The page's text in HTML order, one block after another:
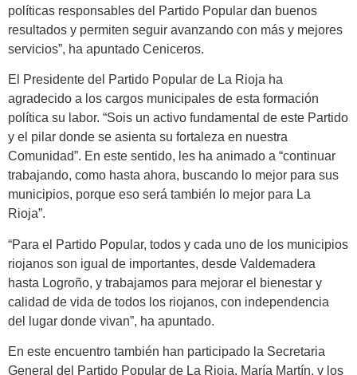
políticas responsables del Partido Popular dan buenos
resultados y permiten seguir avanzando con más y mejores
servicios”, ha apuntado Ceniceros.
El Presidente del Partido Popular de La Rioja ha
agradecido a los cargos municipales de esta formación
política su labor. “Sois un activo fundamental de este Partido
y el pilar donde se asienta su fortaleza en nuestra
Comunidad”. En este sentido, les ha animado a “continuar
trabajando, como hasta ahora, buscando lo mejor para sus
municipios, porque eso será también lo mejor para La
Rioja”.
“Para el Partido Popular, todos y cada uno de los municipios
riojanos son igual de importantes, desde Valdemadera
hasta Logroño, y trabajamos para mejorar el bienestar y
calidad de vida de todos los riojanos, con independencia
del lugar donde vivan”, ha apuntado.
En este encuentro también han participado la Secretaria
General del Partido Popular de La Rioja, María Martín, y los